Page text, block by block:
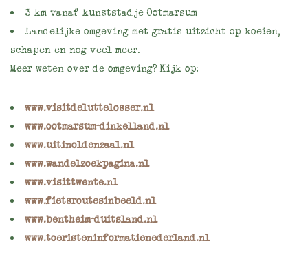
3 km vanaf kunststadje Ootmarsum
Landelijke omgeving met gratis uitzicht op koeien,
schapen en nog veel meer.
Meer weten over de omgeving? Kijk op:
www.visitdeluttelosser.nl
www.ootmarsum-dinkelland.nl
www.uitinoldenzaal.nl
www.wandelzoekpagina.nl
www.visittwente.nl
www.fietsroutesinbeeld.nl
www.bentheim-duitsland.nl
www.toeristeninformatienederland.nl